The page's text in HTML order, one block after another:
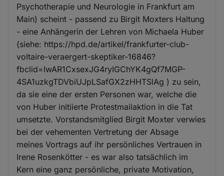
Psychotherapie und Neurologie in Frankfurt am
Main) scheint - passend zu Birgit Moxters Haltung
- eine Anhängerin der Lehren von Michaela Huber
(siehe: https://hpd.de/artikel/frankfurter-club-
voltaire-veraergert-skeptiker-16846?
fbclid=IwAR1CxsexJG4ryIGChYK4gQf7MGP-
4SA1uzkgTDVbiUJpLSafGX2zHHTSlAg ) zu sein,
da sie eine der ersten Personen war, welche die
von Huber initiierte Protestmailaktion in die Tat
umsetzte. Vorstandsmitglied Birgit Moxter verwies
bei der vehementen Vertretung der Absage
meines Vortrags auf ihr persönliches Vertrauen in
Irene Rosenkötter - es war also tatsächlich im
Kern eine ganz persönliche, private Motivation,